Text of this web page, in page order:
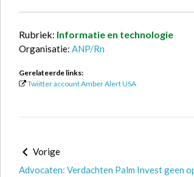
Rubriek: Informatie en technologie
Organisatie: ANP/Rn
Gerelateerde links:
Twiitter account Amber Alert USA
Vorige
Advocaten: Verdachten Palm Invest geen